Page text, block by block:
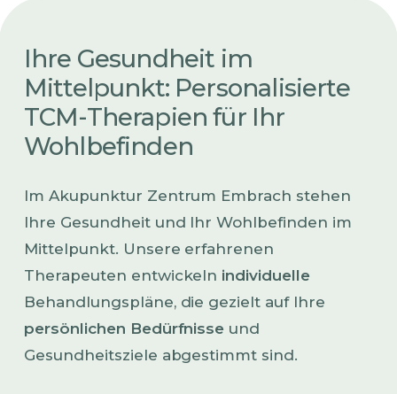
Ihre Gesundheit im
Mittelpunkt: Personalisierte
TCM-Therapien für Ihr
Wohlbefinden
Im Akupunktur Zentrum Embrach stehen
Ihre Gesundheit und Ihr Wohlbefinden im
Mittelpunkt. Unsere erfahrenen
Therapeuten entwickeln individuelle
Behandlungspläne, die gezielt auf Ihre
persönlichen Bedürfnisse und
Gesundheitsziele abgestimmt sind.